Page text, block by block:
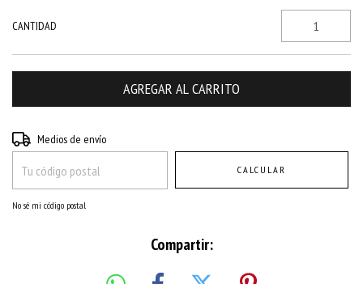
CANTIDAD
Entregas para el CP:
Medios de envío
CALCULAR
No sé mi código postal
Compartir: